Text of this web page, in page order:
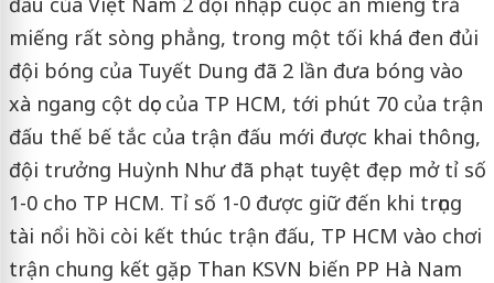
miếng rất sòng phẳng, trong một tối khá đen đủi
đội bóng của Tuyết Dung đã 2 lần đưa bóng vào
xà ngang cột dọc của TP HCM, tới phút 70 của trận
đấu thế bế tắc của trận đấu mới được khai thông,
đội trưởng Huỳnh Như đã phạt tuyệt đẹp mở tỉ số
1-0 cho TP HCM. Tỉ số 1-0 được giữ đến khi trọng
tài nổi hồi còi kết thúc trận đấu, TP HCM vào chơi
trận chung kết gặp Than KSVN biến PP Hà Nam